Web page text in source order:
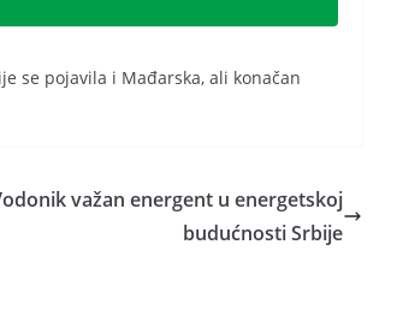
se pojavila i Mađarska, ali konačan
važan energent u energetskoj
budućnosti Srbije